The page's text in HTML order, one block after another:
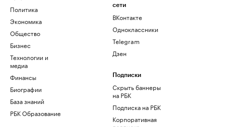
Политика
Экономика
Общество
Бизнес
Технологии и
медиа
Финансы
Биографии
База знаний
РБК Образование
сети
ВКонтакте
Одноклассники
Telegram
Дзен
Подписки
Скрыть баннеры
на РБК
Подписка на РБК
Корпоративная